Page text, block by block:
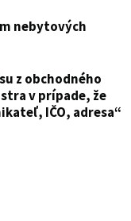
nebytových
z obchodného
v prípade, že
IČO, adresa“